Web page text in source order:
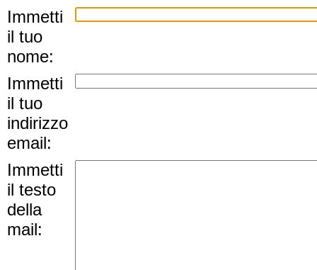
Immetti
il tuo
nome:
Immetti
il tuo
indirizzo
email:
Immetti
il testo
della
mail: